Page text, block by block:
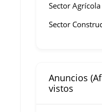
Sector Agrícola
Sector
Anuncios
vistos